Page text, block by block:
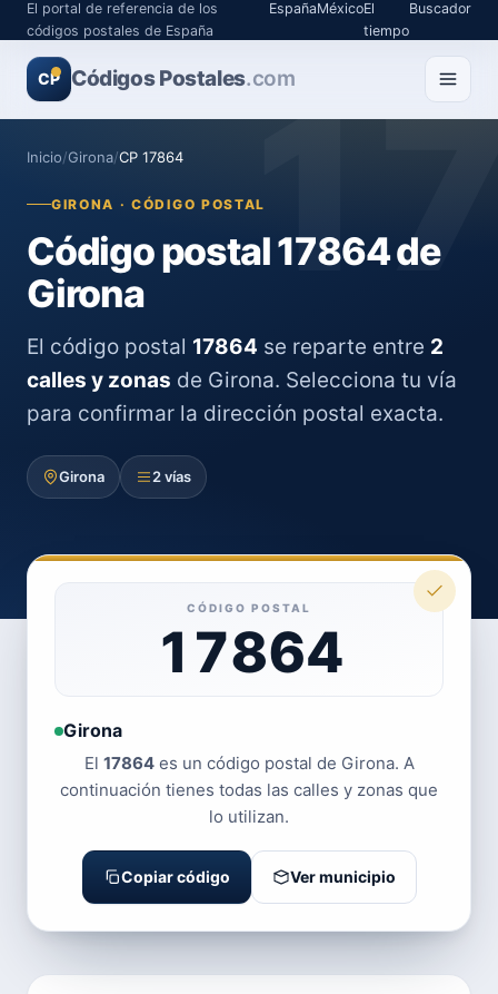
El portal de referencia de los
códigos postales de España
EspañaMéxicoEl
tiempo
Buscador
CP Códigos Postales.com
Inicio/Girona/CP 17864
GIRONA · CÓDIGO POSTAL
Código postal 17864 de
Girona
El código postal 17864 se reparte entre 2
calles y zonas de Girona. Selecciona tu vía
para confirmar la dirección postal exacta.
Girona 2 vías
CÓDIGO POSTAL
17864
Girona
El 17864es un código postal de Girona. A
continuación tienes todas las calles y zonas que
lo utilizan.
Copiar código Ver municipio